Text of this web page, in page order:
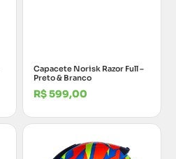
Capacete Norisk Razor Full –
Preto & Branco
R$599,00